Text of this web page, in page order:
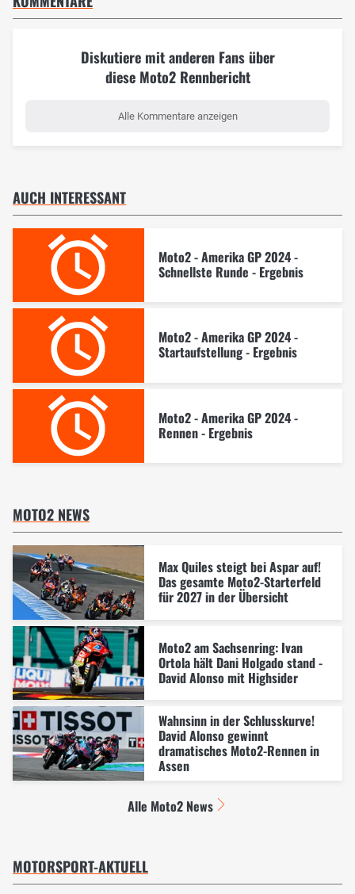
Diskutiere mit anderen Fans über
diese Moto2 Rennbericht
Alle Kommentare anzeigen
AUCH INTERESSANT
Moto2 - Amerika GP 2024 -
Schnellste Runde - Ergebnis
Moto2 - Amerika GP 2024 -
Startaufstellung - Ergebnis
Moto2 - Amerika GP 2024 -
Rennen - Ergebnis
MOTO2 NEWS
Max Quiles steigt bei Aspar auf!
Das gesamte Moto2-Starterfeld
für 2027 in der Übersicht
Moto2 am Sachsenring: Ivan
Ortola hält Dani Holgado stand -
David Alonso mit Highsider
Wahnsinn in der Schlusskurve!
David Alonso gewinnt
dramatisches Moto2-Rennen in
Assen
Alle Moto2 News
MOTORSPORT-AKTUELL